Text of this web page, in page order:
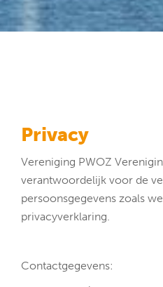
Privacy
Vereniging PWOZ
verantwoordelijk voor de
persoonsgegevens zoals
privacyverklaring.
Contactgegevens: